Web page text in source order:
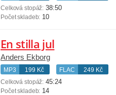
Celková stopáž: 38:50
Počet skladeb: 10
En stilla jul
Anders Ekborg
MP3 199 Kč FLAC
249 Kč
Celková stopáž: 45:24
Počet skladeb: 14